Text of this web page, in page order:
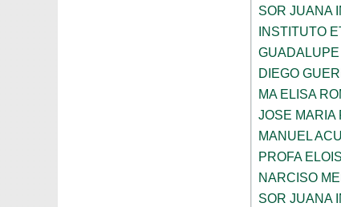
SOR JUANA
INSTITUTO
DIEGO
MA ELISA
JOSE MARIA
MANUEL
PROFA
NARCISO
SOR JUANA